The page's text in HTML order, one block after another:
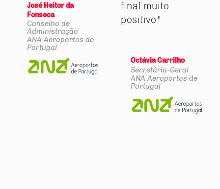
José Heitor da
Fonseca
Conselho de
Administração
ANA Aeroportos de
Portugal
final muito
positivo."
Octávia Carrilho
Secretária-Geral
ANA Aeroportos de
Portugal